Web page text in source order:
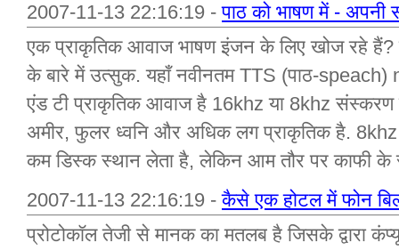
2007-11-13 22:16:19 -पाठ को भाषण में - अपनी
एक प्राकृतिक आवाज भाषण इंजन के लिए खोज रहे
के बारे में उत्सुक. यहाँ नवीनतम TTS (पाठ-
एंड टी प्राकृतिक आवाज है 16khz या 8khz
अमीर, फुलर ध्वनि और अधिक लग प्राकृतिक है.
कम डिस्क स्थान लेता है, लेकिन आम तौर पर काफी
2007-11-13 22:16:19 -कैसे एक होटल में फोन
प्रोटोकॉल तेजी से मानक का मतलब है जिसके द्वारा